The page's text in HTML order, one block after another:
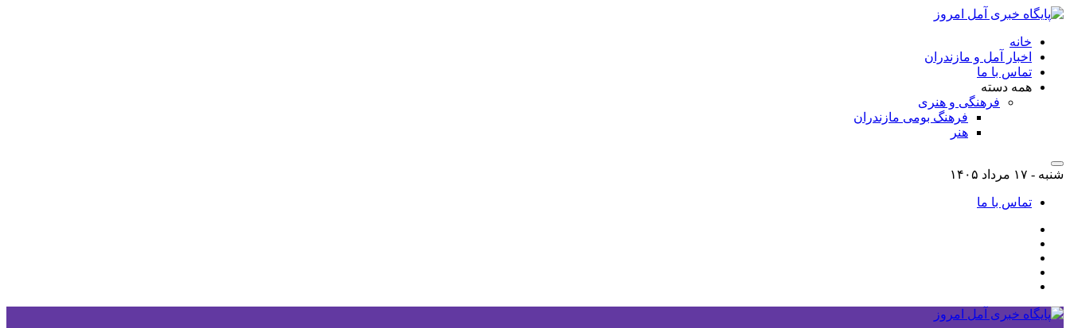
خانه
اخبار آمل و مازندران
تماس با ما
همه دسته
فرهنگی و هنری
فرهنگ بومی مازندران
هنر
شنبه - ۱۷ مرداد ۱۴۰۵
تماس با ما